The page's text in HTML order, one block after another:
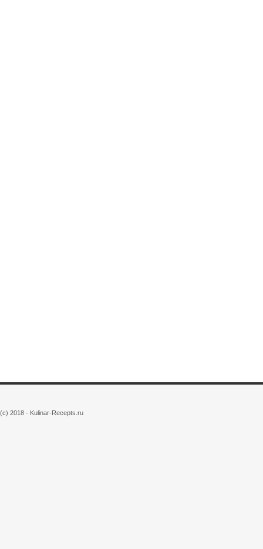
(c) 2018 - Kulinar-Recepts.ru